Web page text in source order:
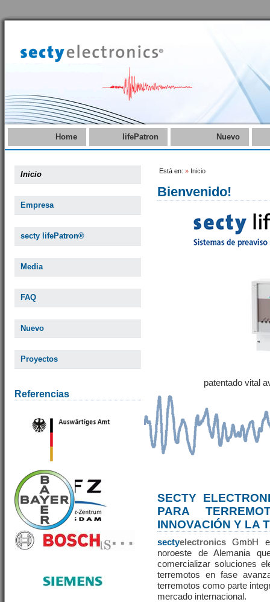
Home lifePatron Nuevo
Inicio
Empresa
secty lifePatron®
Media
FAQ
Nuevo
Proyectos
Referencias
Está en: » Inicio
Bienvenido!
patentado vital
SECTY
PARA
INNOVACIÓN Y LA
sectyelectronics GmbH
noroeste de Alemania
comercializar soluciones
terremotos en fase
terremotos como parte
mercado internacional.